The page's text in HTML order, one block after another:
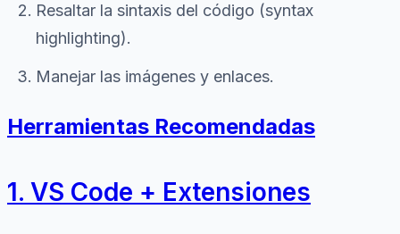
Resaltar la sintaxis del código (syntax
highlighting).
Manejar las imágenes y enlaces.
Herramientas Recomendadas
1. VS Code + Extensiones